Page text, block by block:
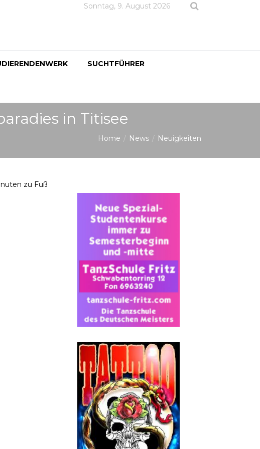
Sonntag, 9. August 2026
SUCHTFÜHRER
in Titisee
Home News Neuigkeiten
zu Fuß